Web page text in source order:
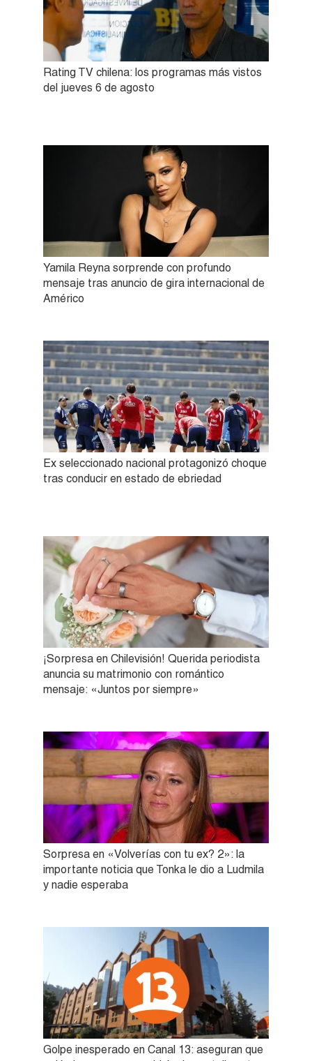
Rating TV chilena: los programas más vistos
del jueves 6 de agosto
Yamila Reyna sorprende con profundo
mensaje tras anuncio de gira internacional de
Américo
Ex seleccionado nacional protagonizó choque
tras conducir en estado de ebriedad
¡Sorpresa en Chilevisión! Querida periodista
anuncia su matrimonio con romántico
mensaje: «Juntos por siempre»
Sorpresa en «Volverías con tu ex? 2»: la
importante noticia que Tonka le dio a Ludmila
y nadie esperaba
Golpe inesperado en Canal 13: aseguran que